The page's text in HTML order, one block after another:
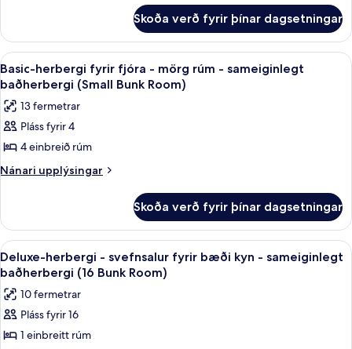
Only)
Room-
Female
Only)
rúm
sameiginlegt
baðherbergi
(Bunk
in
a
Bunk
svefnskáli
1
einbreitt
sameiginlegt
baðherbergi
(Bunk
in
a
Room-
Mixed)
Skoða verð fyrir þínar dagsetningar
Skoða
allar
myndir
fyrir
Basic-
herbergi
fyrir
mörg
rúm
-
sameiginlegt
baðherbergi
(Small
Bunk
Dúnsængur, skrifborð, myrkratjöld/-
11
Basic-herbergi fyrir fjóra - mörg rúm - sameiginlegt
baðherbergi (Small Bunk Room)
13 fermetrar
Pláss fyrir 4
4 einbreið rúm
Nánari upplýsingar
Nánari
herbergi
fyrir
fjóra
-
rúm
sameiginlegt
baðherbergi
Skoða verð fyrir þínar dagsetningar
Skoða
allar
myndir
fyrir
Deluxe-
herbergi
Dúnsængur, skrifborð, myrkratjöld/-
9
Deluxe-herbergi - svefnsalur fyrir bæði kyn - sameiginlegt
baðherbergi (16 Bunk Room)
10 fermetrar
Pláss fyrir 16
1 einbreitt rúm